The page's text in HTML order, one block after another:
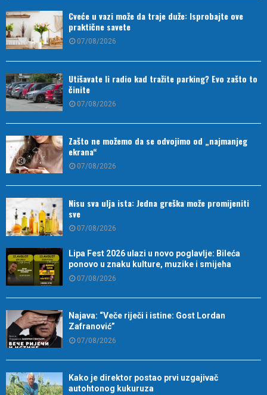
Cveće u vazi može da traje duže: Isprobajte ove
praktične savete
07/08/2026
Utišavate li radio kad tražite parking? Evo zašto to
činite
07/08/2026
Zašto ne možemo da se odvojimo od „najmanjeg
ekrana“
07/08/2026
Nisu sva ulja ista: Jedna greška može promijeniti
sve
07/08/2026
Lipa Fest 2026 ulazi u novo poglavlje: Bileća
ponovo u znaku kulture, muzike i smijeha
07/08/2026
Najava: “Veče riječi i istine: Gost Lordan
Zafranović”
07/08/2026
Kako je direktor postao prvi uzgajivač
autohtonog kukuruza